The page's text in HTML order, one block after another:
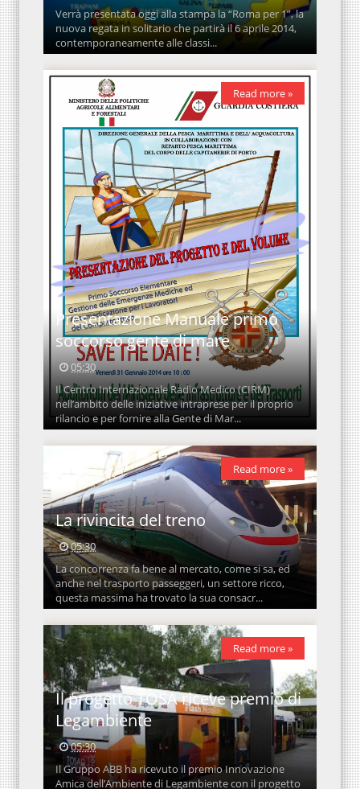
Verrà presentata oggi alla stampa la “Roma per 1”, la
nuova regata in solitario che partirà il 6 aprile 2014,
contemporaneamente alle classi...
Presentazione Manuale primo
soccorso gente di mare
05:30
Il Centro Internazionale Radio Medico (CIRM)
nell’ambito delle iniziative intraprese per il proprio
rilancio e per fornire alla Gente di Mar...
Read more »
La rivincita del treno
05:30
La concorrenza fa bene al mercato, come si sa, ed
anche nel trasporto passeggeri, un settore ricco,
questa massima ha trovato la sua consacr...
Read more »
Il progetto TOSA riceve premio di
Legambiente
05:30
Il Gruppo ABB ha ricevuto il premio Innovazione
Amica dell’Ambiente di Legambiente con il progetto
Read more »